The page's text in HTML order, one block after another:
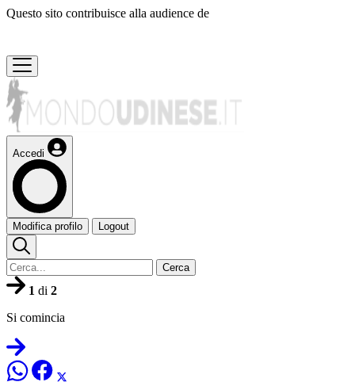
Questo sito contribuisce alla audience de
Accedi
Modifica profilo Logout
Cerca
1 di 2
Si comincia